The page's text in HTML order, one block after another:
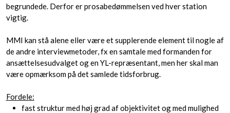
begrundede. Derfor er prosabedømmelsen ved hver station
vigtig.
MMI kan stå alene eller være et supplerende element til nogle af
de andre interviewmetoder, fx en samtale med formanden for
ansættelsesudvalget og en YL-repræsentant, men her skal man
være opmærksom på det samlede tidsforbrug.
Fordele:
fast struktur med høj grad af objektivitet og med mulighed